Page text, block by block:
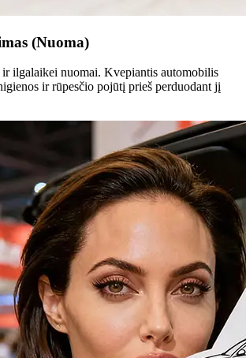
(Nuoma)
ilgalaikei nuomai. Kvepiantis automobilis
ir rūpesčio pojūtį prieš perduodant jį